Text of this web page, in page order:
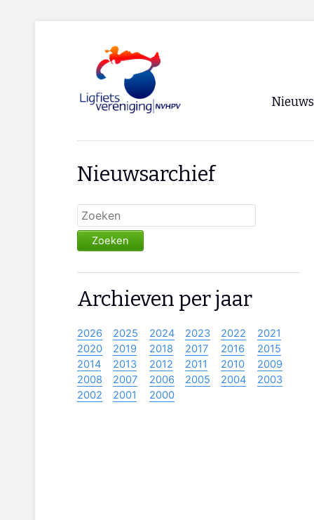
Nieuws
Nieuwsarchief
Zoeken
Archieven per jaar
2026 2025 2024 2023 2022
2021
2020
2019 2018 2017 2016
2015
2014
2013 2012 2011 2010
2009
2008
2007 2006 2005 2004
2003
2002
2001 2000